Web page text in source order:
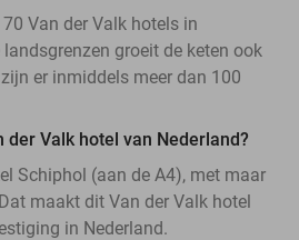
Van der Valk hotels in
groeit de keten ook
er inmiddels meer dan 100
der Valk hotel van Nederland?
Schiphol (aan de A4), met maar
maakt dit Van der Valk hotel
in Nederland.